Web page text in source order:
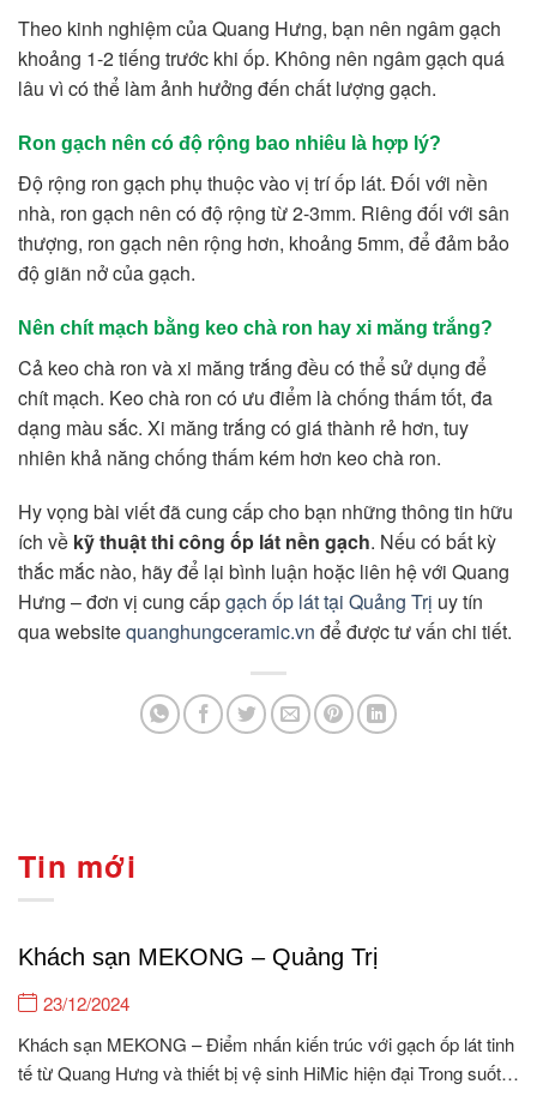
Theo kinh nghiệm của Quang Hưng, bạn nên ngâm gạch
khoảng 1-2 tiếng trước khi ốp. Không nên ngâm gạch quá
lâu vì có thể làm ảnh hưởng đến chất lượng gạch.
Ron gạch nên có độ rộng bao nhiêu là hợp lý?
Độ rộng ron gạch phụ thuộc vào vị trí ốp lát. Đối với nền
nhà, ron gạch nên có độ rộng từ 2-3mm. Riêng đối với sân
thượng, ron gạch nên rộng hơn, khoảng 5mm, để đảm bảo
độ giãn nở của gạch.
Nên chít mạch bằng keo chà ron hay xi măng trắng?
Cả keo chà ron và xi măng trắng đều có thể sử dụng để
chít mạch. Keo chà ron có ưu điểm là chống thấm tốt, đa
dạng màu sắc. Xi măng trắng có giá thành rẻ hơn, tuy
nhiên khả năng chống thấm kém hơn keo chà ron.
Hy vọng bài viết đã cung cấp cho bạn những thông tin hữu
ích về kỹ thuật thi công ốp lát nền gạch. Nếu có bất kỳ
thắc mắc nào, hãy để lại bình luận hoặc liên hệ với Quang
Hưng – đơn vị cung cấpgạch ốp lát tại Quảng Trị uy tín
qua websitequanghungceramic.vn để được tư vấn chi tiết.
Tin mới
Khách sạn MEKONG – Quảng Trị
23/12/2024
Khách sạn MEKONG – Điểm nhấn kiến trúc với gạch ốp lát tinh
tế từ Quang Hưng và thiết bị vệ sinh HiMic hiện đại Trong suốt